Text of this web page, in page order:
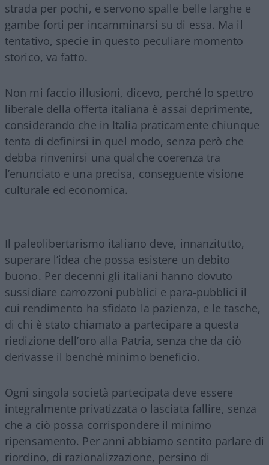
strada per pochi, e servono spalle belle larghe e
gambe forti per incamminarsi su di essa. Ma il
tentativo, specie in questo peculiare momento
storico, va fatto.
Non mi faccio illusioni, dicevo, perché lo spettro
liberale della offerta italiana è assai deprimente,
considerando che in Italia praticamente chiunque
tenta di definirsi in quel modo, senza però che
debba rinvenirsi una qualche coerenza tra
l’enunciato e una precisa, conseguente visione
culturale ed economica.
Il paleolibertarismo italiano deve, innanzitutto,
superare l’idea che possa esistere un debito
buono. Per decenni gli italiani hanno dovuto
sussidiare carrozzoni pubblici e para-pubblici il
cui rendimento ha sfidato la pazienza, e le tasche,
di chi è stato chiamato a partecipare a questa
riedizione dell’oro alla Patria, senza che da ciò
derivasse il benché minimo beneficio.
Ogni singola società partecipata deve essere
integralmente privatizzata o lasciata fallire, senza
che a ciò possa corrispondere il minimo
ripensamento. Per anni abbiamo sentito parlare di
riordino, di razionalizzazione, persino di